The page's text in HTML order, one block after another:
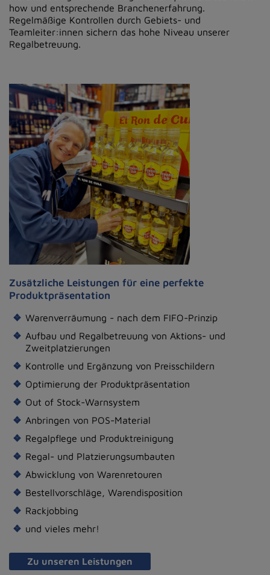
how und entsprechende Branchenerfahrung.
Regelmäßige Kontrollen durch Gebiets- und
Teamleiter:innen sichern das hohe Niveau unserer
Regalbetreuung.
Zusätzliche Leistungen für eine perfekte
Produktpräsentation
Warenverräumung - nach dem FIFO-Prinzip
Aufbau und Regalbetreuung von Aktions- und
Zweitplatzierungen
Kontrolle und Ergänzung von Preisschildern
Optimierung der Produktpräsentation
Out of Stock-Warnsystem
Anbringen von POS-Material
Regalpflege und Produktreinigung
Regal- und Platzierungsumbauten
Abwicklung von Warenretouren
Bestellvorschläge, Warendisposition
Rackjobbing
und vieles mehr!
Zu unseren Leistungen